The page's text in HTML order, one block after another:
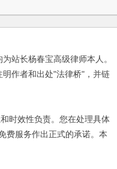
站长杨春宝高级律师本人。
作者和出处"法律桥"，并链
时效性负责。您在处理具体
费服务作出正式的承诺。本